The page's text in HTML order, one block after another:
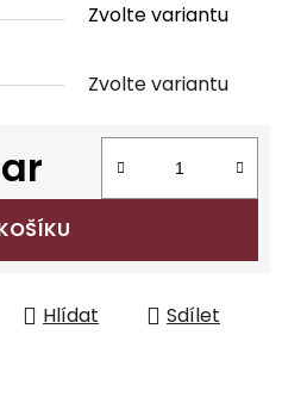
Zvolte variantu
Zvolte variantu
Hlídat Sdílet